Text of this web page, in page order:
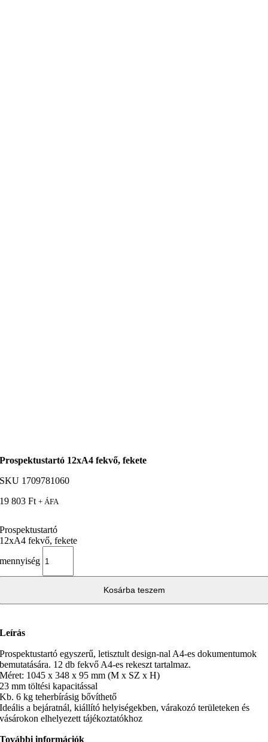
Prospektustartó 12xA4 fekvő, fekete
SKU 1709781060
19 803Ft + ÁFA
Prospektustartó
12xA4 fekvő, fekete
mennyiség
Kosárba teszem
Leírás
Prospektustartó egyszerű, letisztult design-nal A4-es dokumentumok
bemutatására. 12 db fekvő A4-es rekeszt tartalmaz.
Méret: 1045 x 348 x 95 mm (M x SZ x H)
23 mm töltési kapacitással
Kb. 6 kg teherbírásig bővíthető
Ideális a bejáratnál, kiállító helyiségekben, várakozó területeken és
vásárokon elhelyezett tájékoztatókhoz
További információk